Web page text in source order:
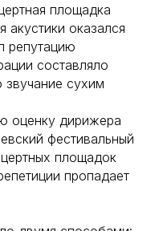
площадка
акустики оказался
репутацию
составляло
звучание сухим
оценку дирижера
фестивальный
площадок
пропадает